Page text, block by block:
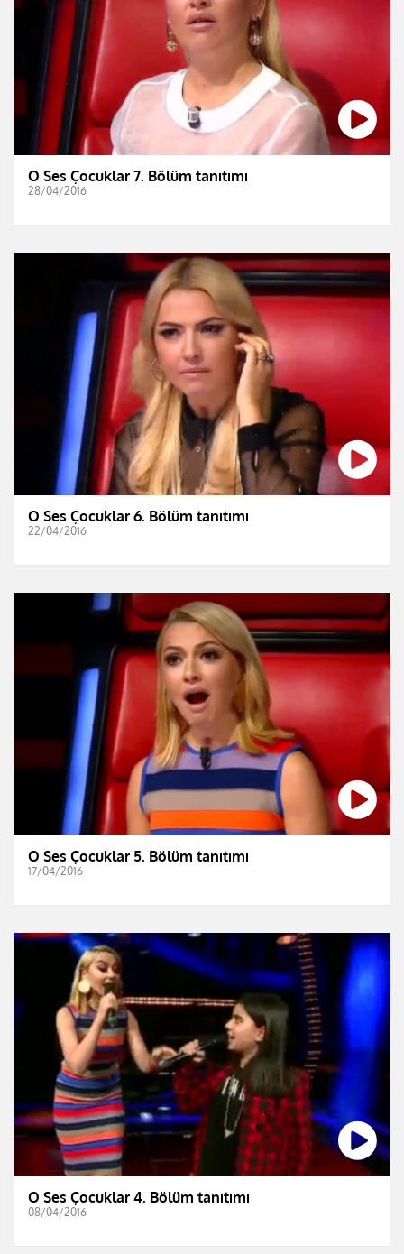
O Ses Çocuklar 7. Bölüm tanıtımı
28/04/2016
O Ses Çocuklar 6. Bölüm tanıtımı
22/04/2016
O Ses Çocuklar 5. Bölüm tanıtımı
17/04/2016
O Ses Çocuklar 4. Bölüm tanıtımı
08/04/2016